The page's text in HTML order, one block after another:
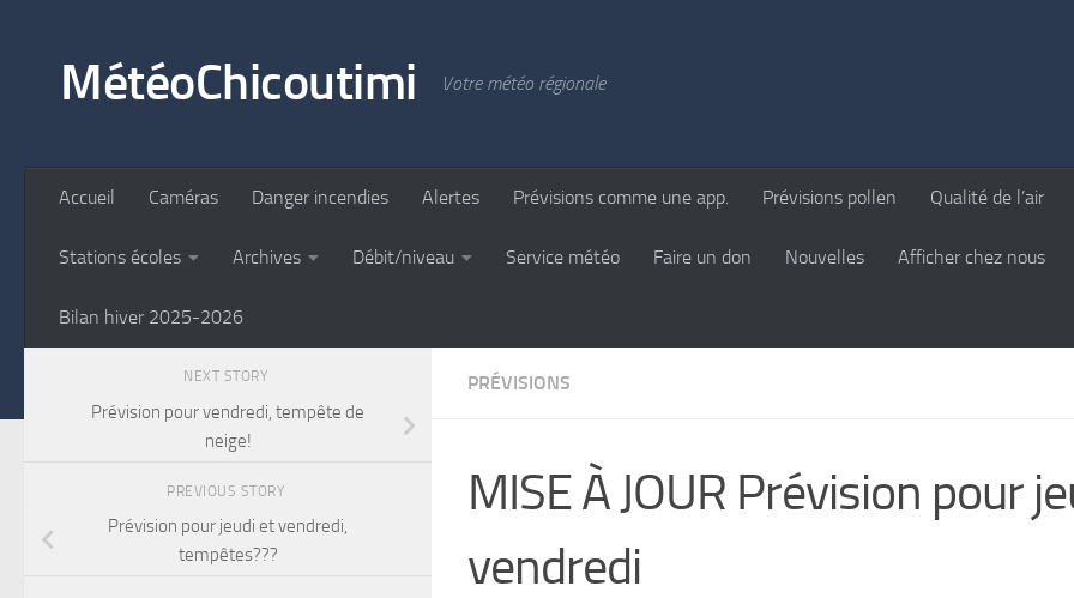
MétéoChicoutimi Votre météo régionale
Accueil Caméras Danger incendies Alertes Prévisions comme une app. Prévisions pollen Qualité de l’air
Stations écoles Archives Débit/niveau Service météo Faire un don Nouvelles Afficher chez nous
Bilan hiver 2025-2026
PRÉVISIONS
MISE À JOUR Prévision pour
vendredi
NEXT STORY
Prévision pour vendredi, tempête de
neige!
PREVIOUS STORY
Prévision pour jeudi et vendredi,
tempêtes???